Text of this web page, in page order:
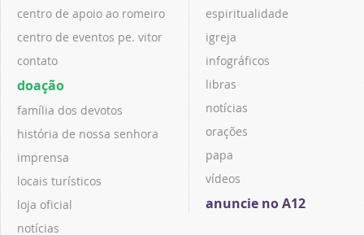
centro de apoio ao romeiro
centro de eventos pe. vitor
contato
doação
família dos devotos
história de nossa senhora
imprensa
locais turísticos
loja oficial
notícias
espiritualidade
igreja
infográficos
libras
notícias
orações
papa
vídeos
anuncie no A12